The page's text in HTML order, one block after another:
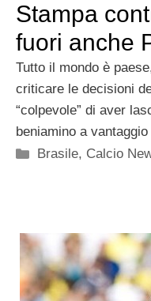
Stampa
fuori anche
Tutto il mondo è
criticare le decisioni
“colpevole” di aver
beniamino a vantaggio
Categorie
Brasile, Calcio